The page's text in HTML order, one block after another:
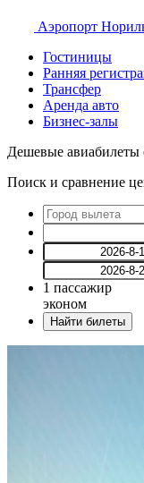
Аэропорт
Гостиницы
Ранняя
Трансфер
Аренда авто
Бизнес-залы
Дешевые авиабилеты
Поиск и сравнение
1 пассажир
эконом
Найти билеты